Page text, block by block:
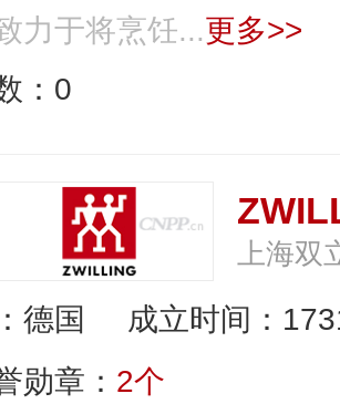
力于将烹饪...更多>>
： 0
上海双
德国
成立时间：
勋章： 2个